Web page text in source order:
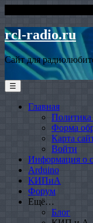
rcl-radio.ru
Сайт для
☰
Главная
Политика
Форма
Карта
Войти
Информация о
Arduino
КИПиА
Форум
Ещё…
Блог